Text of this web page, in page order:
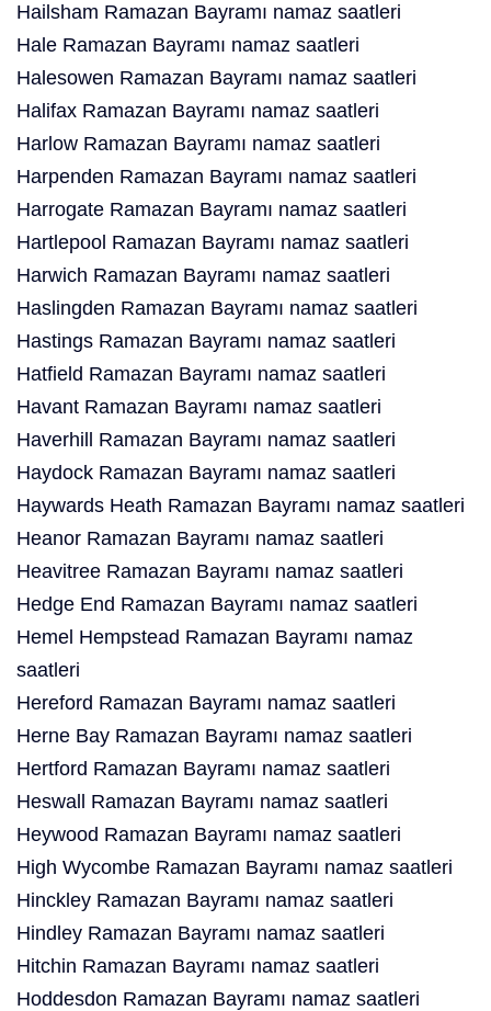
Hailsham Ramazan Bayramı namaz saatleri
Hale Ramazan Bayramı namaz saatleri
Halesowen Ramazan Bayramı namaz saatleri
Halifax Ramazan Bayramı namaz saatleri
Harlow Ramazan Bayramı namaz saatleri
Harpenden Ramazan Bayramı namaz saatleri
Harrogate Ramazan Bayramı namaz saatleri
Hartlepool Ramazan Bayramı namaz saatleri
Harwich Ramazan Bayramı namaz saatleri
Haslingden Ramazan Bayramı namaz saatleri
Hastings Ramazan Bayramı namaz saatleri
Hatfield Ramazan Bayramı namaz saatleri
Havant Ramazan Bayramı namaz saatleri
Haverhill Ramazan Bayramı namaz saatleri
Haydock Ramazan Bayramı namaz saatleri
Haywards Heath Ramazan Bayramı namaz saatleri
Heanor Ramazan Bayramı namaz saatleri
Heavitree Ramazan Bayramı namaz saatleri
Hedge End Ramazan Bayramı namaz saatleri
Hemel Hempstead Ramazan Bayramı namaz
saatleri
Hereford Ramazan Bayramı namaz saatleri
Herne Bay Ramazan Bayramı namaz saatleri
Hertford Ramazan Bayramı namaz saatleri
Heswall Ramazan Bayramı namaz saatleri
Heywood Ramazan Bayramı namaz saatleri
High Wycombe Ramazan Bayramı namaz saatleri
Hinckley Ramazan Bayramı namaz saatleri
Hindley Ramazan Bayramı namaz saatleri
Hitchin Ramazan Bayramı namaz saatleri
Hoddesdon Ramazan Bayramı namaz saatleri